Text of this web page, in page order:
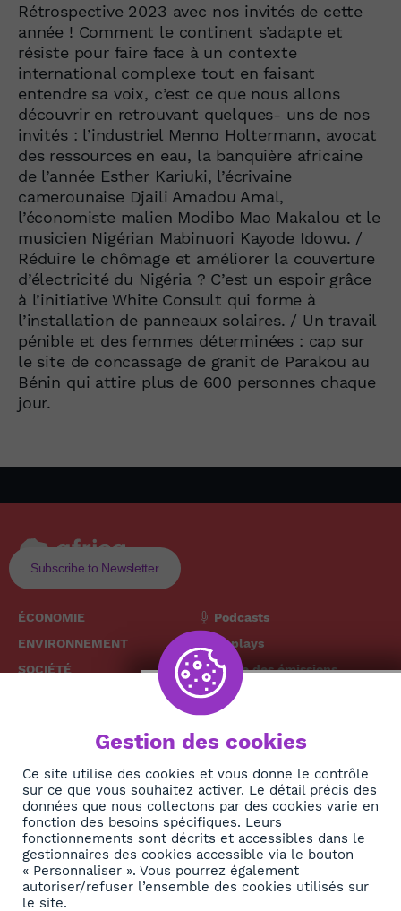
Rétrospective 2023 avec nos invités de cette
année ! Comment le continent s’adapte et
résiste pour faire face à un contexte
international complexe tout en faisant
entendre sa voix, c’est ce que nous allons
découvrir en retrouvant quelques- uns de nos
invités : l’industriel Menno Holtermann, avocat
des ressources en eau, la banquière africaine
de l’année Esther Kariuki, l’écrivaine
camerounaise Djaili Amadou Amal,
l’économiste malien Modibo Mao Makalou et le
musicien Nigérian Mabinuori Kayode Idowu. /
Réduire le chômage et améliorer la couverture
d’électricité du Nigéria ? C’est un espoir grâce
à l’initiative White Consult qui forme à
l’installation de panneaux solaires. / Un travail
pénible et des femmes déterminées : cap sur
le site de concassage de granit de Parakou au
Bénin qui attire plus de 600 personnes chaque
jour.
Subscribe to Newsletter
ÉCONOMIE
ENVIRONNEMENT
SOCIÉTÉ
DIASPORA
REJOIGNEZ-NOUS
Podcasts
Replays
Grille des émissions
À propos
The African
News Hub
NEWSLETTER
S'abonner
Gestion des cookies
Ce site utilise des cookies et vous donne le contrôle
sur ce que vous souhaitez activer. Le détail précis des
données que nous collectons par des cookies varie en
fonction des besoins spécifiques. Leurs
fonctionnements sont décrits et accessibles dans le
gestionnaires des cookies accessible via le bouton
« Personnaliser ». Vous pourrez également
autoriser/refuser l’ensemble des cookies utilisés sur
le site.